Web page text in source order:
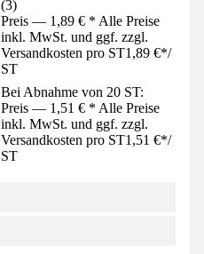
(3)
Preis — 1,89 € * Alle Preise
inkl. MwSt. und ggf. zzgl.
Versandkosten pro ST1,89 €*/
ST
Bei Abnahme von 20 ST:
Preis — 1,51 € * Alle Preise
inkl. MwSt. und ggf. zzgl.
Versandkosten pro ST1,51 €*/
ST